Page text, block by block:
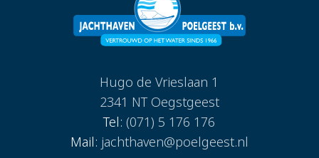
Hugo de Vrieslaan 1
2341 NT Oegstgeest
Tel: (071) 5 176 176
Mail: jachthaven@poelgeest.nl